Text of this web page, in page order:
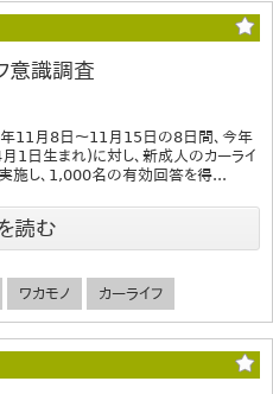
意識調査
11月8日〜11月15日の8日間、今年
日生まれ)に対し、新成人のカーライ
実施し、1,000名の有効回答を得...
読む
ワカモノ カーライフ